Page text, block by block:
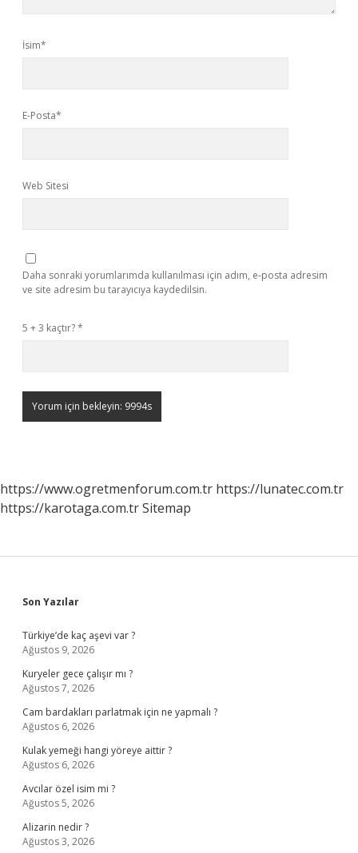
İsim*
E-Posta*
Web Sitesi
Daha sonraki yorumlarımda kullanılması için adım, e-posta adresim
ve site adresim bu tarayıcıya kaydedilsin.
5 + 3 kaçtır?*
https://www.ogretmenforum.com.tr https://lunatec.com.tr
https://karotaga.com.trSitemap
Sidebar
Son Yazılar
Türkiye’de kaç aşevi var ?
Ağustos 9, 2026
Kuryeler gece çalışır mı ?
Ağustos 7, 2026
Cam bardakları parlatmak için ne yapmalı ?
Ağustos 6, 2026
Kulak yemeği hangi yöreye aittir ?
Ağustos 6, 2026
Avcılar özel isim mi ?
Ağustos 5, 2026
Alizarin nedir ?
Ağustos 3, 2026